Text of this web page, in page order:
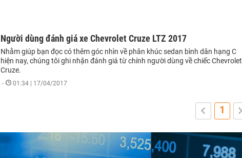
Người dùng đánh giá xe Chevrolet Cruze LTZ 2017
Nhằm giúp bạn đọc có thêm góc nhìn về phân khúc sedan bình dân hạng C
hiện nay, chúng tôi ghi nhận đánh giá từ chính người dùng về chiếc Chevrolet
Cruze.
- 01:34 | 17/04/2017
1